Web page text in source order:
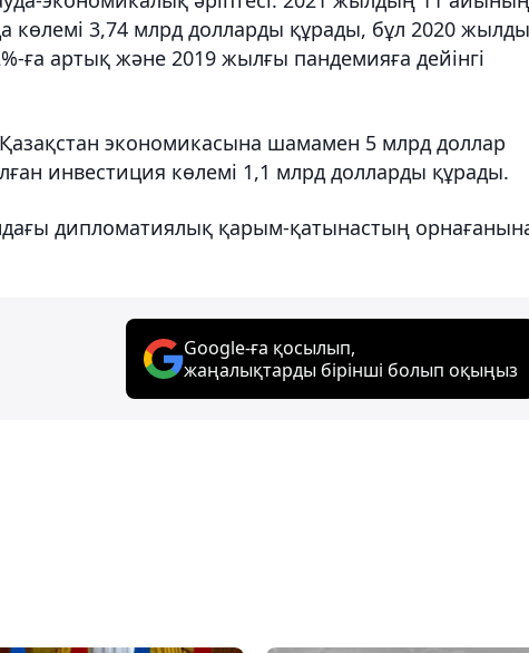
3,74 млрд долларды құрады, бұл 2020
ға артық және 2019 жылғы пандемияға дейінгі
экономикасына шамамен 5 млрд доллар
инвестиция көлемі 1,1 млрд долларды құрады.
дипломатиялық қарым-қатынастың
Google-ға қосылып,
жаңалықтарды бірінші болып оқыңыз